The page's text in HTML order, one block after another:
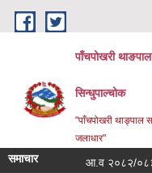
Skip to main content
पाँचपोखरी
सिन्धुपाल्चोक
"पाँचपोखरी थाङ्पाल
जलाधार"
समाचार आ.व २०८२/०८३ जेठ